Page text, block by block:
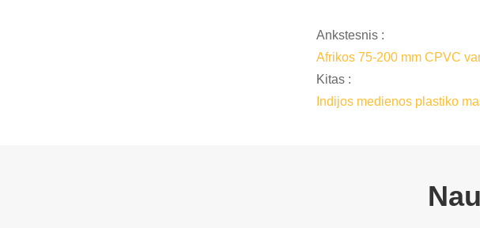
Ankstesnis :
Afrikos 75-200 mm CPVC
Kitas :
Indijos medienos plastiko